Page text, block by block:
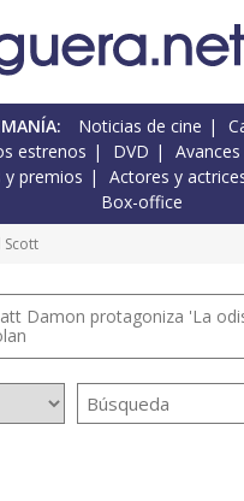
Noticias de cine
estrenos
DVD Avances
y premios
Actores y
Box-office
Scott
Damon protagoniza 'La